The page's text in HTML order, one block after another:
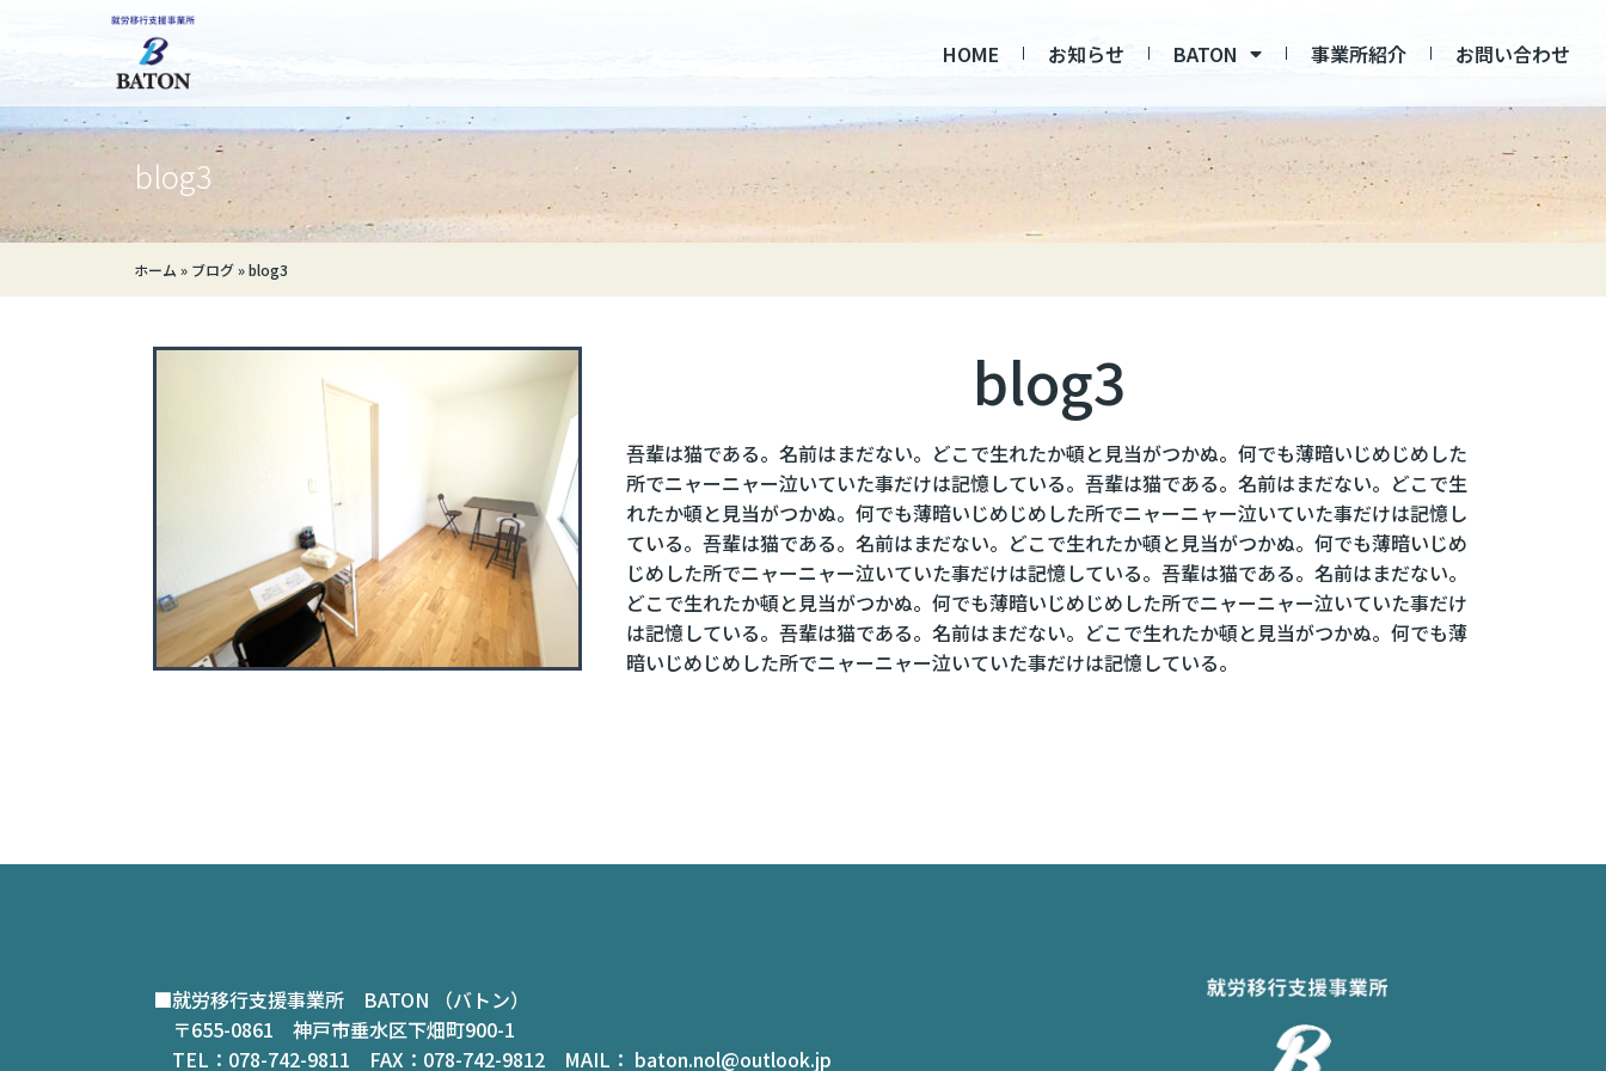
HOME お知らせ BATON 事業所紹介 お問い合わせ
blog3
ホーム » ブログ»blog3
blog3
吾輩は猫である。名前はまだない。どこで生れたか頓と見当がつかぬ。何でも薄暗いじめじめした
所でニャーニャー泣いていた事だけは記憶している。吾輩は猫である。名前はまだない。どこで生
れたか頓と見当がつかぬ。何でも薄暗いじめじめした所でニャーニャー泣いていた事だけは記憶し
ている。吾輩は猫である。名前はまだない。どこで生れたか頓と見当がつかぬ。何でも薄暗いじめ
じめした所でニャーニャー泣いていた事だけは記憶している。吾輩は猫である。名前はまだない。
どこで生れたか頓と見当がつかぬ。何でも薄暗いじめじめした所でニャーニャー泣いていた事だけ
は記憶している。吾輩は猫である。名前はまだない。どこで生れたか頓と見当がつかぬ。何でも薄
暗いじめじめした所でニャーニャー泣いていた事だけは記憶している。
■就労移行支援事業所 BATON （バトン）
〒655-0861 神戸市垂水区下畑町900-1
TEL：078-742-9811 FAX：078-742-9812 MAIL： baton.nol@outlook.jp